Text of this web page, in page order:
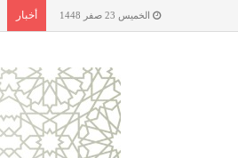
الخميس 23 صفر 1448 أخبار